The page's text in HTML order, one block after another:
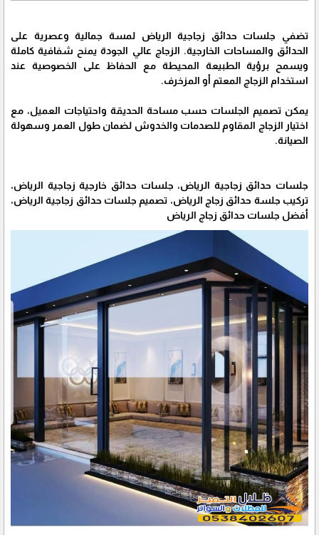
تضفي جلسات حدائق زجاجية الرياض لمسة جمالية وعصرية على
الحدائق والمساحات الخارجية. الزجاج عالي الجودة يمنح شفافية كاملة
ويسمح برؤية الطبيعة المحيطة مع الحفاظ على الخصوصية عند
استخدام الزجاج المعتم أو المزخرف.
يمكن تصميم الجلسات حسب مساحة الحديقة واحتياجات العميل، مع
اختيار الزجاج المقاوم للصدمات والخدوش لضمان طول العمر وسهولة
الصيانة.
جلسات حدائق زجاجية الرياض، جلسات حدائق خارجية زجاجية الرياض،
تركيب جلسة حدائق زجاج الرياض، تصميم جلسات حدائق زجاجية الرياض،
أفضل جلسات حدائق زجاج الرياض